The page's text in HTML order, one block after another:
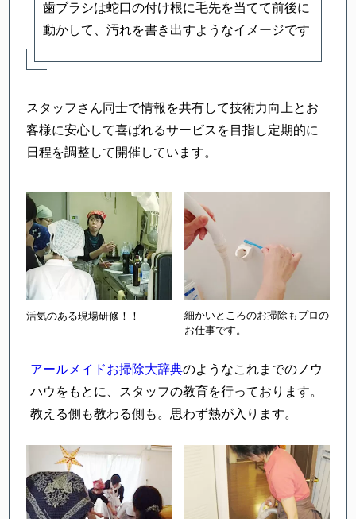
歯ブラシは蛇口の付け根に毛先を当てて前後に
動かして、汚れを書き出すようなイメージです
スタッフさん同士で情報を共有して技術力向上とお
客様に安心して喜ばれるサービスを目指し定期的に
日程を調整して開催しています。
活気のある現場研修！！
細かいところのお掃除もプロの
お仕事です。
アールメイドお掃除大辞典のようなこれまでのノウ
ハウをもとに、スタッフの教育を行っております。
教える側も教わる側も。思わず熱が入ります。